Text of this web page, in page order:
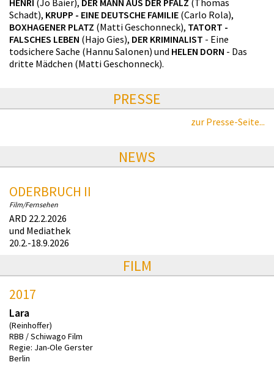
HENRI (Jo Baier), DER MANN AUS DER PFALZ (Thomas
Schadt), KRUPP - EINE DEUTSCHE FAMILIE (Carlo Rola),
BOXHAGENER PLATZ (Matti Geschonneck), TATORT -
FALSCHES LEBEN (Hajo Gies), DER KRIMINALIST - Eine
todsichere Sache (Hannu Salonen) und HELEN DORN - Das
dritte Mädchen (Matti Geschonneck).
PRESSE
zur Presse-Seite...
NEWS
ODERBRUCH II
Film/Fernsehen
ARD 22.2.2026
und Mediathek
20.2.-18.9.2026
FILM
2017
Lara
(Reinhoffer)
RBB / Schiwago Film
Regie: Jan-Ole Gerster
Berlin